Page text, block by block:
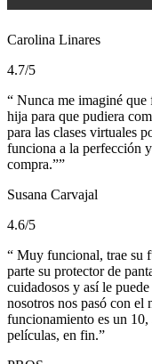
Carolina Linares
4.7/5
Nunca me imaginé que
hija para que pudiera
para las clases virtuales
funciona a la perfección
compra.”
Susana Carvajal
4.6/5
Muy funcional, trae su
parte su protector de
cuidadosos y así le
nosotros nos pasó con el
funcionamiento es un
películas, en fin.